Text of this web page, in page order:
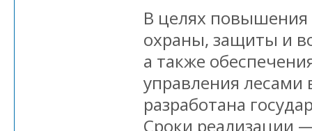
В целях повышения
охраны, защиты и
а также
управления лесами
разработана
Сроки реализации